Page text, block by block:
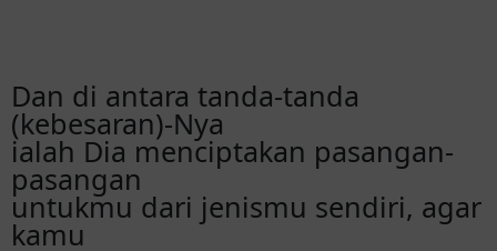
Dan di antara tanda-tanda
(kebesaran)-Nya
ialah Dia menciptakan pasangan-
pasangan
untukmu dari jenismu sendiri, agar
kamu